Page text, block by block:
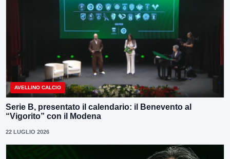
AVELLINO CALCIO
Serie B, presentato il calendario: il Benevento al
“Vigorito” con il Modena
22 LUGLIO 2026